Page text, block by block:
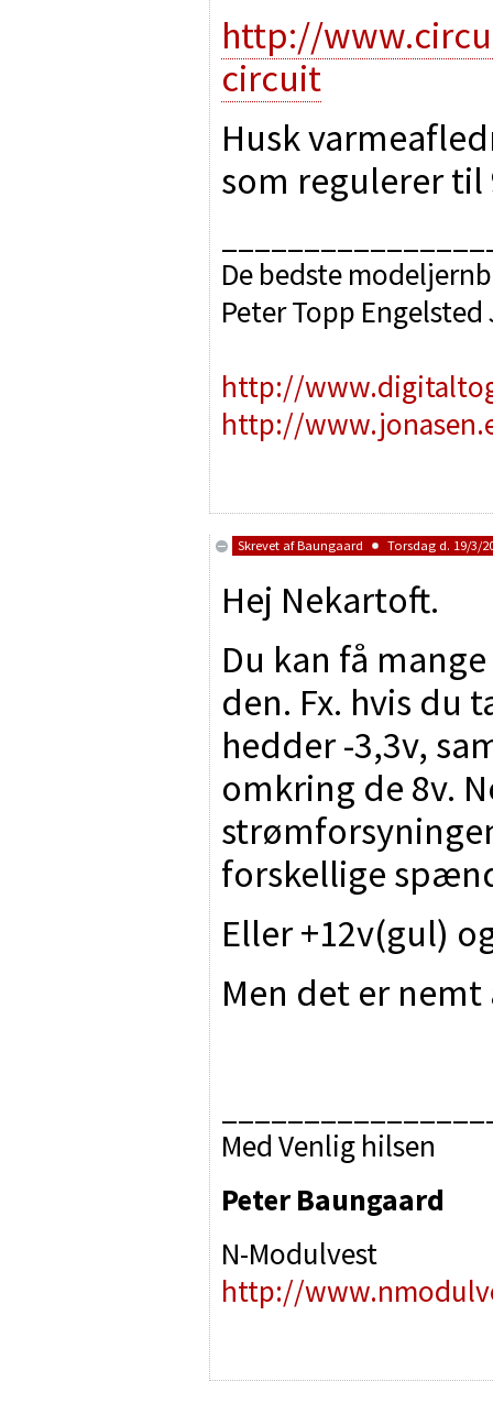
http://
circuit
Husk
som regulerer til
De bedste
Peter Topp Engelsted
http://
http://
Skrevet afBaungaard Torsdag d. 19/3/
Hej Nekartoft.
Du kan få
den. Fx. hvis du
hedder -3,3v,
omkring de 8v.
forskellige
Eller +12v(gul)
Men det er
Med Venlig hilsen
Peter Baungaard
N-Modulvest
http://